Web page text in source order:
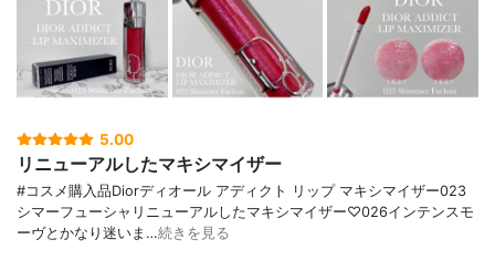
5.00
リニューアルしたマキシマイザー
#コスメ購入品Diorディオール アディクト リップ マキシマイザー023
シマーフューシャリニューアルしたマキシマイザー♡026インテンスモ
ーヴとかなり迷いま…続きを見る